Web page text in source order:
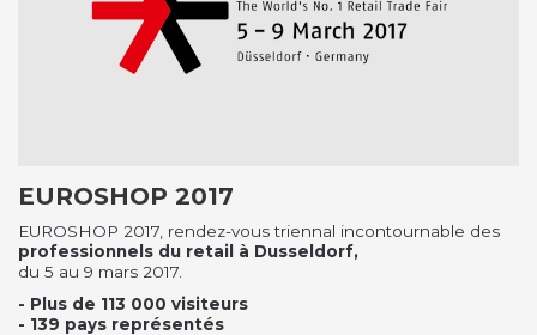
EUROSHOP 2017
EUROSHOP 2017, rendez-vous triennal incontournable des
professionnels du retail à Dusseldorf,
du 5 au 9 mars 2017.
- Plus de 113 000 visiteurs
- 139 pays représentés